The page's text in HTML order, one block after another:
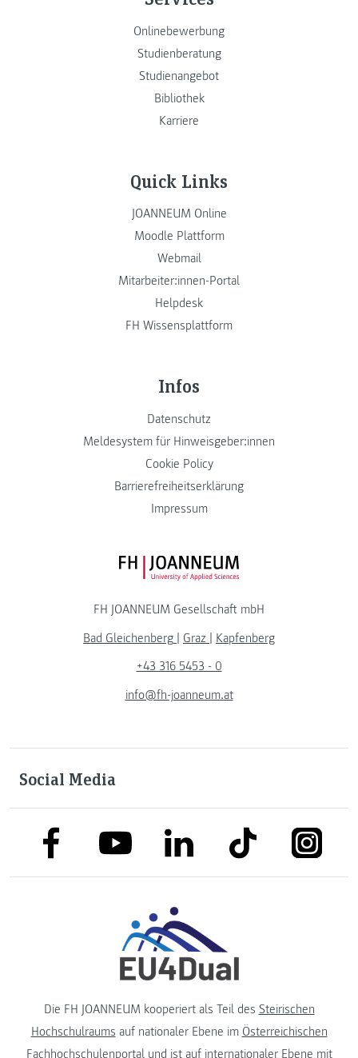
Onlinebewerbung
Studienberatung
Studienangebot
Bibliothek
Karriere
Quick Links
JOANNEUM Online
Moodle Plattform
Webmail
Mitarbeiter:innen-Portal
Helpdesk
FH Wissensplattform
Infos
Datenschutz
Meldesystem für Hinweisgeber:innen
Cookie Policy
Barrierefreiheitserklärung
Impressum
FH JOANNEUM Logo
FH JOANNEUM Gesellschaft mbH
Bad Gleichenberg | Graz | Kapfenberg
+43 316 5453 - 0
info@fh-joanneum.at
Social Media
link to facebooklink to youtubelink to linkedinlink to tiktok link to
Die FH JOANNEUM kooperiert als Teil des Steirischen
Hochschulraums auf nationaler Ebene im Österreichischen
Fachhochschulenportalund ist auf internationaler Ebene mit